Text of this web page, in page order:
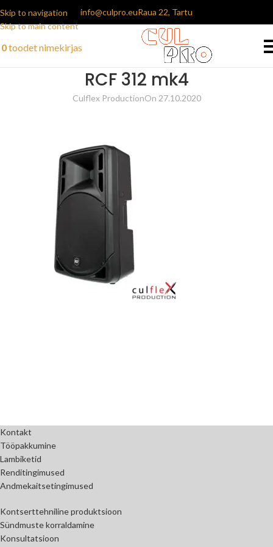
Skip to navigation
Skip to main content
info@culpro.euRaua 22, Tartu
0toodetnimekirjas
RCF 312 mk4
Culflex ProductionOn 27.10.2020
Kontakt
Tööpakkumine
Lambiketid
Renditingimused
Andmekaitsetingimused
Kontserttehniline produktsioon
Sündmuste korraldamine
Konsultatsioon